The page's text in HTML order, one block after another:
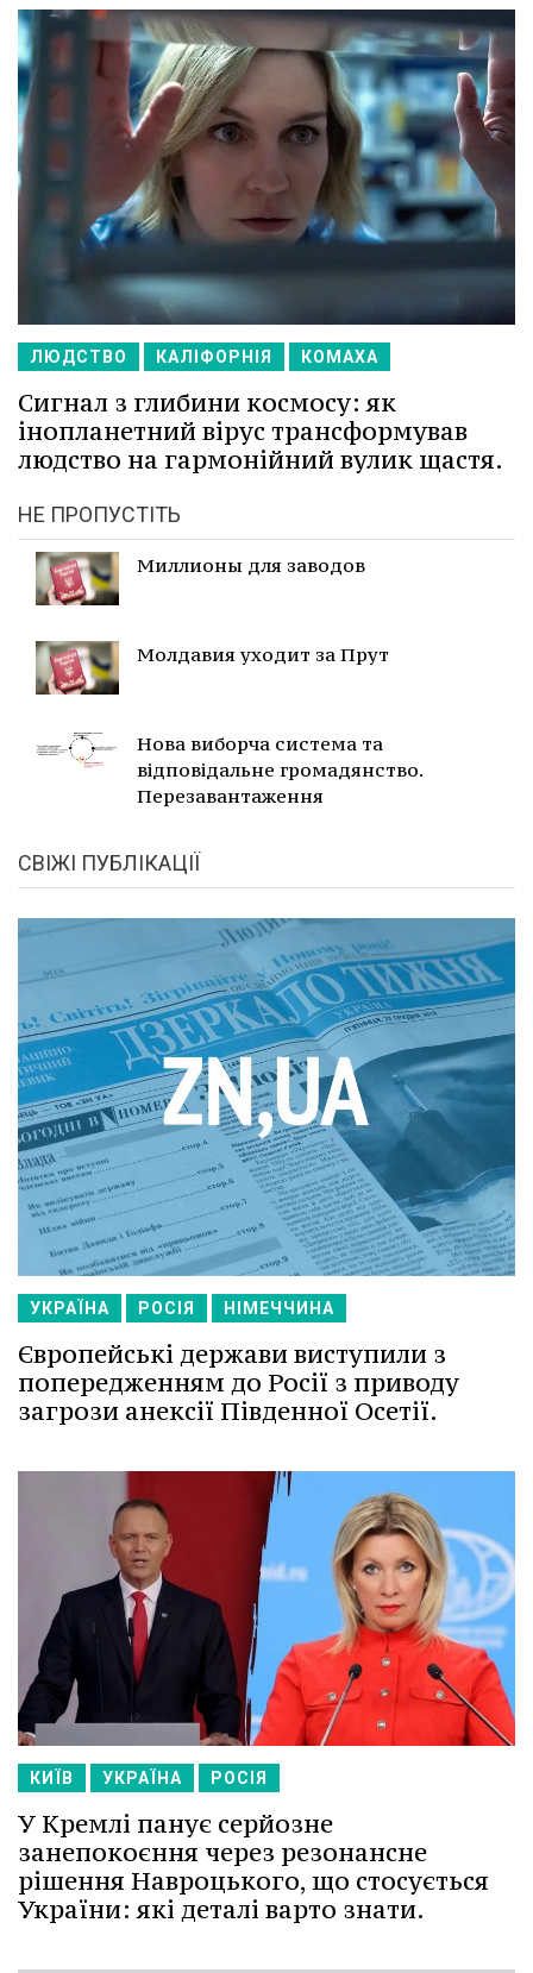
ЛЮДСТВО КАЛІФОРНІЯ КОМАХА
Сигнал з глибини космосу: як
інопланетний вірус трансформував
людство на гармонійний вулик щастя.
НЕ ПРОПУСТІТЬ
Миллионы для заводов
Молдавия уходит за Прут
Нова виборча система та
відповідальне громадянство.
Перезавантаження
СВІЖІ ПУБЛІКАЦІЇ
УКРАЇНА РОСІЯ НІМЕЧЧИНА
Європейські держави виступили з
попередженням до Росії з приводу
загрози анексії Південної Осетії.
КИЇВ УКРАЇНА РОСІЯ
У Кремлі панує серйозне
занепокоєння через резонансне
рішення Навроцького, що стосується
України: які деталі варто знати.